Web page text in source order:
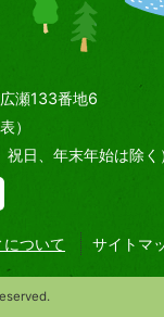
瀬133番地6
）
祝日、年末年始は除く
ついて サイトマ